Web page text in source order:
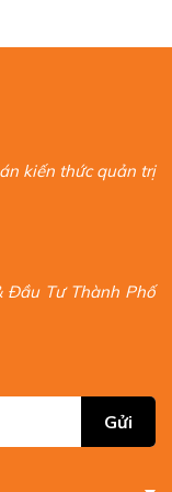
cụ tâm lý như
của lời nói, giúp
Toàn
hạn.
kiến thức quản trị
Đầu Tư Thành Phố
Gửi